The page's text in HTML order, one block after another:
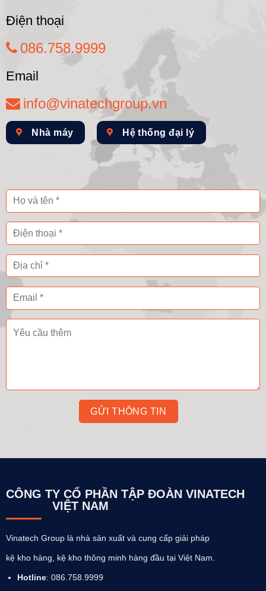
Điện thoại
086.758.9999
Email
info@vinatechgroup.vn
Nhà máy Hệ thống đại lý
CÔNG TY CỔ PHẦN TẬP ĐOÀN VINATECH
VIỆT NAM
Vinatech Group là nhà sản xuất và cung cấp giải pháp
kệ kho hàng, kệ kho thông minh hàng đầu tại Việt Nam.
Hotline: 086.758.9999